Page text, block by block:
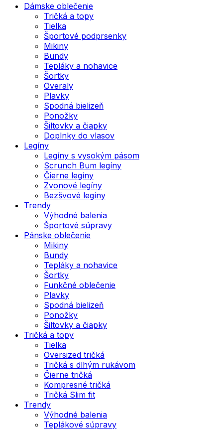
Dámske oblečenie
Tričká a topy
Tielka
Športové podprsenky
Mikiny
Bundy
Tepláky a nohavice
Šortky
Overaly
Plavky
Spodná bielizeň
Ponožky
Šiltovky a čiapky
Doplnky do vlasov
Legíny
Legíny s vysokým pásom
Scrunch Bum legíny
Čierne legíny
Zvonové legíny
Bezšvové legíny
Trendy
Výhodné balenia
Športové súpravy
Pánske oblečenie
Mikiny
Bundy
Tepláky a nohavice
Šortky
Funkčné oblečenie
Plavky
Spodná bielizeň
Ponožky
Šiltovky a čiapky
Tričká a topy
Tielka
Oversized tričká
Tričká s dlhým rukávom
Čierne tričká
Kompresné tričká
Tričká Slim fit
Trendy
Výhodné balenia
Teplákové súpravy